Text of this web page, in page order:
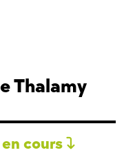
Thalamy
cours